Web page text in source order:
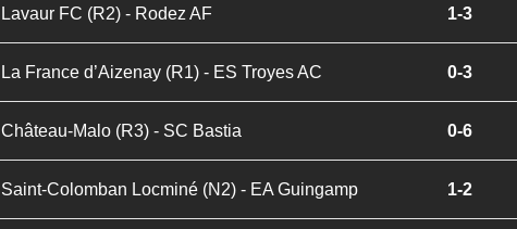
Lavaur FC (R2) - Rodez AF 1-3
La France d’Aizenay (R1) - ES Troyes AC 0-3
Château-Malo (R3) - SC Bastia 0-6
Saint-Colomban Locminé (N2) - EA Guingamp 1-2